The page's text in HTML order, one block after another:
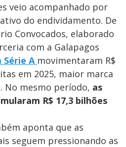
veio acompanhado por
do endividamento. De
Convocados, elaborado
com a Galapagos
Série A movimentaram R$
em 2025, maior marca
No mesmo período, as
R$ 17,3 bilhões
aponta que as
seguem pressionando as